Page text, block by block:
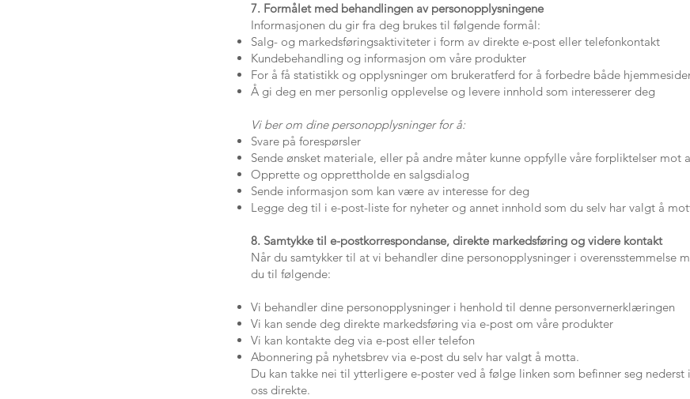
7. Formålet med behandlingen av personopplysningene
Informasjonen du gir fra deg brukes til følgende formål:
Salg- og markedsføringsaktiviteter i form av direkte e-post eller telefonkontakt
Kundebehandling og informasjon om våre produkter
For å få statistikk og opplysninger om brukeratferd for å forbedre både
Å gi deg en mer personlig opplevelse og levere innhold som interesserer deg
Vi ber om dine personopplysninger for å:
Svare på forespørsler
Sende ønsket materiale, eller på andre måter kunne oppfylle våre forpliktelser mot
Opprette og opprettholde en salgsdialog
Sende informasjon som kan være av interesse for deg
Legge deg til i e-post-liste for nyheter og annet innhold som du selv har valgt å
8. Samtykke til e-postkorrespondanse, direkte markedsføring og videre kontakt
Når du samtykker til at vi behandler dine personopplysninger i overensstemmelse
du til følgende:
Vi behandler dine personopplysninger i henhold til denne personvernerklæringen
Vi kan sende deg direkte markedsføring via e-post om våre produkter
Vi kan kontakte deg via e-post eller telefon
Abonnering på nyhetsbrev via e-post du selv har valgt å motta.
Du kan takke nei til ytterligere e-poster ved å følge linken som befinner seg
oss direkte.